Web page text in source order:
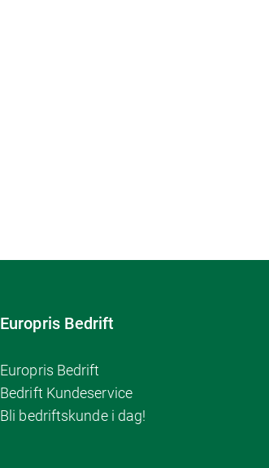
Europris Bedrift
Europris Bedrift
Bedrift Kundeservice
Bli bedriftskunde i dag!